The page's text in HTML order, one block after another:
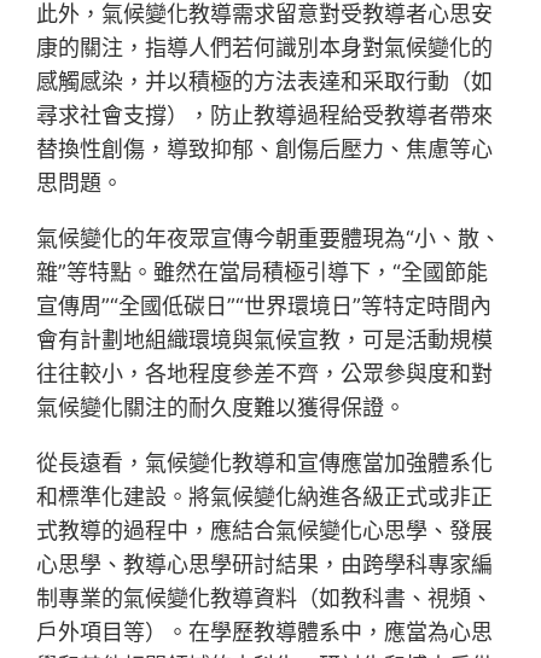
此外，氣候變化教導需求留意對受教導者心思安
康的關注，指導人們若何識別本身對氣候變化的
感觸感染，并以積極的方法表達和采取行動（如
尋求社會支撐），防止教導過程給受教導者帶來
替換性創傷，導致抑郁、創傷后壓力、焦慮等心
思問題。
氣候變化的年夜眾宣傳今朝重要體現為“小、散、
雜”等特點。雖然在當局積極引導下，“全國節能
宣傳周”“全國低碳日”“世界環境日”等特定時間內
會有計劃地組織環境與氣候宣教，可是活動規模
往往較小，各地程度參差不齊，公眾參與度和對
氣候變化關注的耐久度難以獲得保證。
從長遠看，氣候變化教導和宣傳應當加強體系化
和標準化建設。將氣候變化納進各級正式或非正
式教導的過程中，應結合氣候變化心思學、發展
心思學、教導心思學研討結果，由跨學科專家編
制專業的氣候變化教導資料（如教科書、視頻、
戶外項目等）。在學歷教導體系中，應當為心思